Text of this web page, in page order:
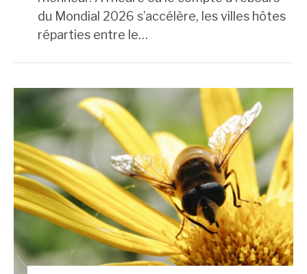
du Mondial 2026 s’accélère, les villes hôtes
réparties entre le…